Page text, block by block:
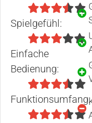
Spielgefühl:
Einfache
Bedienung:
Funktionsumfang: